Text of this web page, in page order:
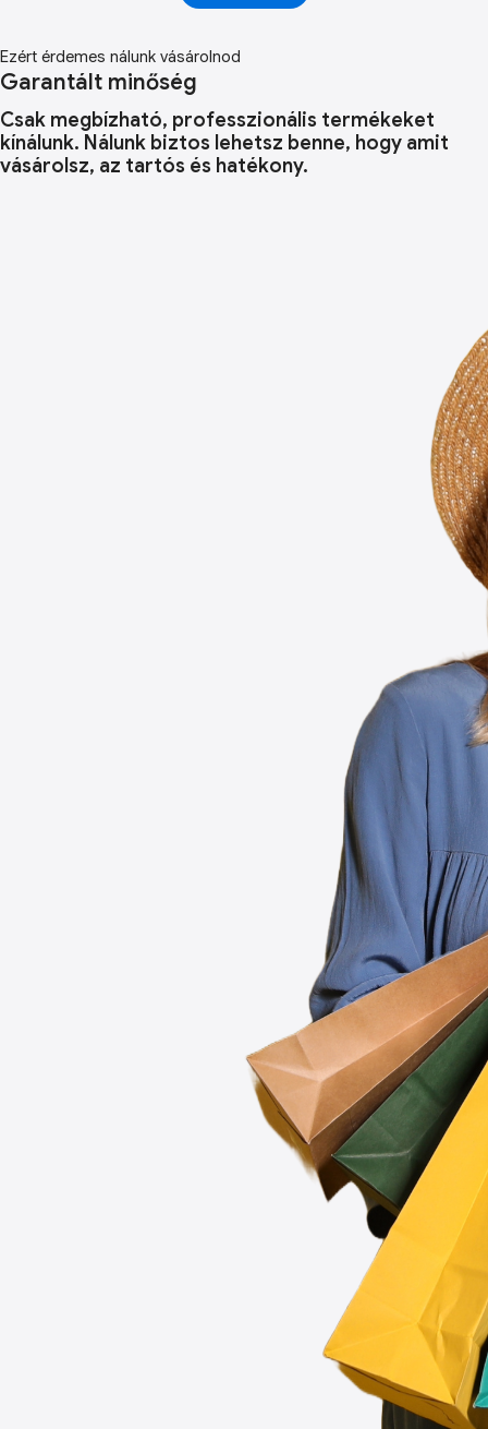
Ezért érdemes nálunk vásárolnod
Garantált minőség
Csak megbízható, professzionális termékeket
kínálunk. Nálunk biztos lehetsz benne, hogy amit
vásárolsz, az tartós és hatékony.